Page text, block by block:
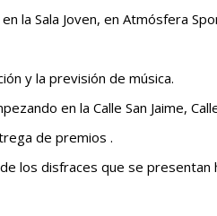
la Sala Joven, en Atmósfera
y la previsión de música.
en la Calle San Jaime,
de premios .
los disfraces que se presentan